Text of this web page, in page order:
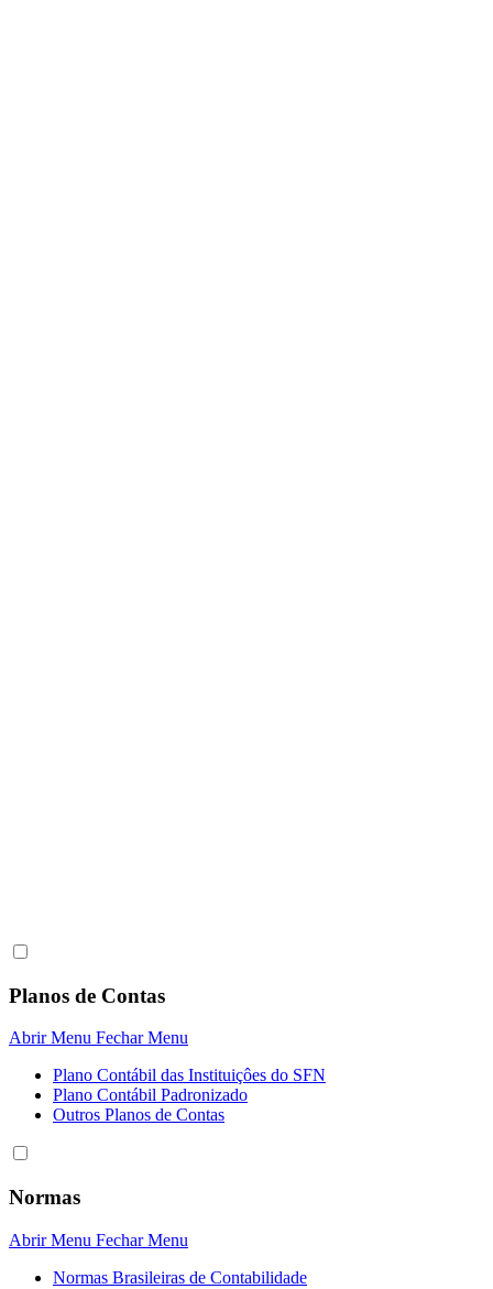
Planos de Contas
Abrir Menu Fechar Menu
Plano Contábil das Instituiçôes do SFN
Plano Contábil Padronizado
Outros Planos de Contas
Normas
Abrir Menu Fechar Menu
Normas Brasileiras de Contabilidade